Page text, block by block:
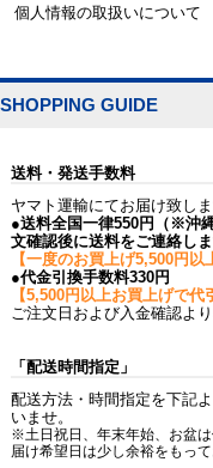
個人情報の取扱いについて
SHOPPING GUIDE
送料・発送手数料
ヤマト運輸にてお届け致しま
●送料全国一律550円（※沖
文確認後に送料をご連絡しま
【一度のお買上げ5,500円以
●代金引換手数料330円
【5,500円以上お買上げで代
ご注文日および入金確認よ
「配送時間指定」
配送方法・時間指定を下記
いませ。
※土日祝日、年末年始、お盆
届け希望日は少し余裕をもって